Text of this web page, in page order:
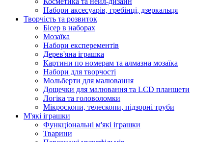
Набори аксесуарів, гребінці, дзеркальця
Творчість та розвиток
Бісер в наборах
Мозаїка
Набори експерементів
Дерев'яна іграшка
Картини по номерам та алмазна мозаїка
Набори для творчості
Мольберти для малювання
Дощечки для малювання та LCD планшети
Логіка та головоломки
Мікроскопи, телескопи, підзорні труби
М'які іграшки
Функціональні м'які іграшки
Тварини